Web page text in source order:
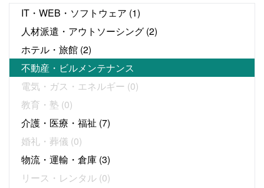
IT・WEB・ソフトウェア (1)
人材派遣・アウトソーシング (2)
ホテル・旅館 (2)
不動産・ビルメンテナンス
電気・ガス・エネルギー (0)
教育・塾 (0)
介護・医療・福祉 (7)
婚礼・葬儀 (0)
物流・運輸・倉庫 (3)
リース・レンタル (0)